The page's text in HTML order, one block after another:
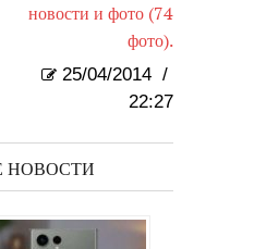
новости и фото (74
фото).
25/04/2014 /
22:27
НОВОСТИ